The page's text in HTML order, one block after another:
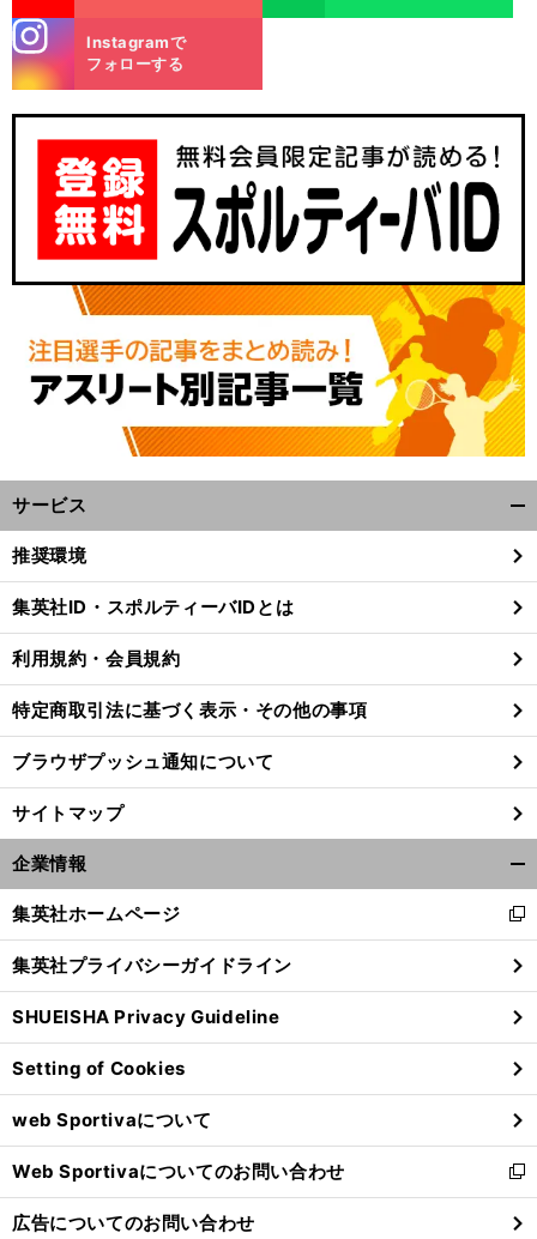
・
傑
」
へ
m
Instagramで
フォローする
サービス
閉
る
推奨環境
集英社ID・スポルティーバIDとは
利用規約・会員規約
特定商取引法に基づく表示・その他の事項
ブラウザプッシュ通知について
サイトマップ
企業情報
閉
る
集英社ホームページ
新
し
い
ウ
ィ
ン
ド
ウ
で
開
く
集英社プライバシーガイドライン
SHUEISHA Privacy Guideline
Setting of Cookies
web Sportivaについて
Web Sportivaについてのお問い合わせ
新
し
い
広告についてのお問い合わせ